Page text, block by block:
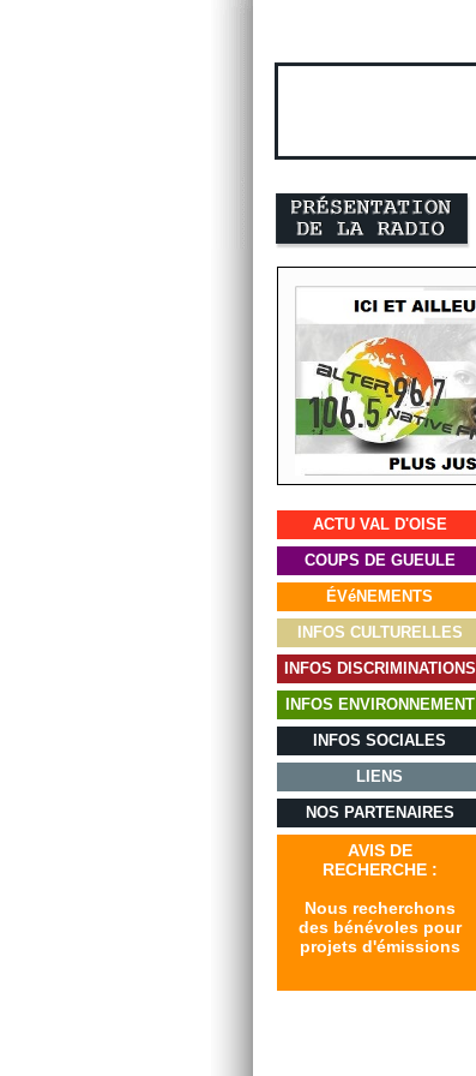
ACTU VAL D'OISE
COUPS DE GUEULE
ÉVéNEMENTS
INFOS CULTURELLES
INFOS DISCRIMINATIONS
INFOS ENVIRONNEMENT
INFOS SOCIALES
LIENS
NOS PARTENAIRES
AVIS DE
RECHERCHE :
Nous recherchons
des bénévoles pour
projets d'émissions